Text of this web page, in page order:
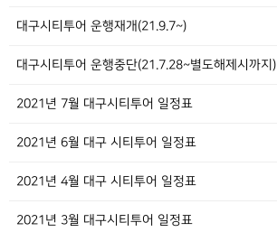
대구시티투어 운행재개(21.9.7~)
대구시티투어 운행중단(21.7.28~별도해제시까지)
2021년 7월 대구시티투어 일정표
2021년 6월 대구 시티투어 일정표
2021년 4월 대구 시티투어 일정표
2021년 3월 대구시티투어 일정표